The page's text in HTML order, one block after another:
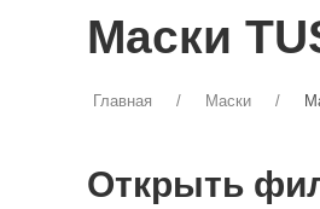
Маски
Главная Маски
Открыть